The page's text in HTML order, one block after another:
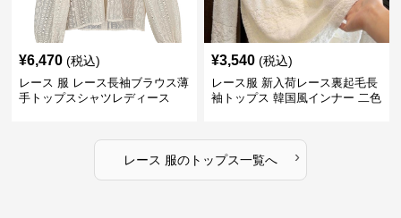
¥6,470 (税込)
レース 服 レース長袖ブラウス薄
手トップスシャツレディース
¥3,540 (税込)
レース服 新入荷レース裏起毛長
袖トップス 韓国風インナー 二色
レース 服のトップス一覧へ ›